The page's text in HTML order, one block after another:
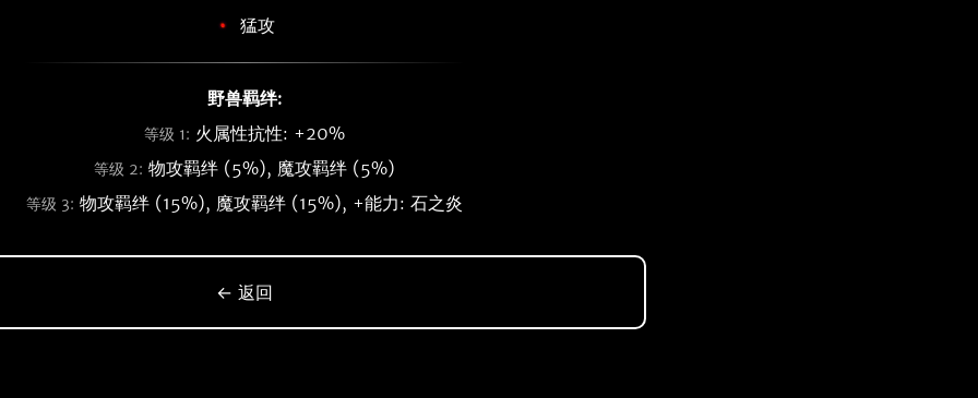
猛攻
野兽羁绊:
等级 1: 火属性抗性: +20%
等级 2: 物攻羁绊 (5%), 魔攻羁绊 (5%)
等级 3: 物攻羁绊 (15%), 魔攻羁绊 (15%), +能力: 石之炎
← 返回